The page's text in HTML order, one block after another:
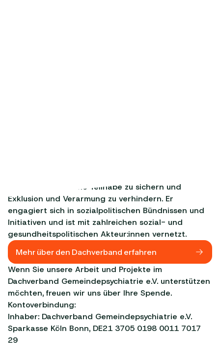
Unterstützung sowie Teilhabe zu sichern und
Exklusion und Verarmung zu verhindern. Er
engagiert sich in sozialpolitischen Bündnissen und
Initiativen und ist mit zahlreichen sozial- und
gesundheitspolitischen Akteur:innen vernetzt.
Wenn Sie unsere Arbeit und Projekte im
Dachverband Gemeindepsychiatrie e.V. unterstützen
möchten, freuen wir uns über Ihre Spende.
Kontoverbindung:
Inhaber: Dachverband Gemeindepsychiatrie e.V.
Sparkasse Köln Bonn, DE21 3705 0198 0011 7017
29
Mehr über den Dachverband erfahren